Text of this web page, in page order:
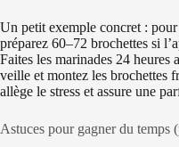
Un petit exemple concret :
préparez 60–72 brochettes si
Faites les marinades 24 heures
veille et montez les brochettes
allège le stress et assure une
Astuces pour gagner du temps